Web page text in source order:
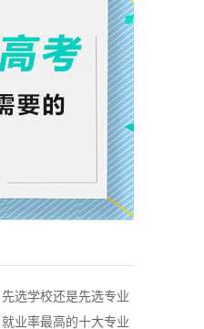
先选学校还是先选专业
就业率最高的十大专业